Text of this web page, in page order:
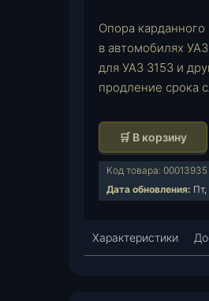
Опора
в автомобилях
для УАЗ 3153 и
продление срока
о
ч
с
т
🛒 В корзину
Код товара: 00013935
Дата обновления:
Характеристики